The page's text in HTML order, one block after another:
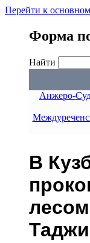
Перейти к
Форма
Найти
Анжеро-
В